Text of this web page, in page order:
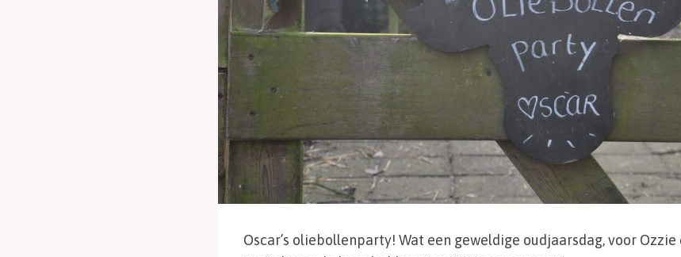
Oscar’s oliebollenparty! Wat een geweldige oudjaarsdag, voor